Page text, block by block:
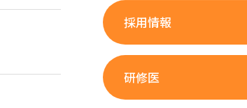
採用情報
研修医